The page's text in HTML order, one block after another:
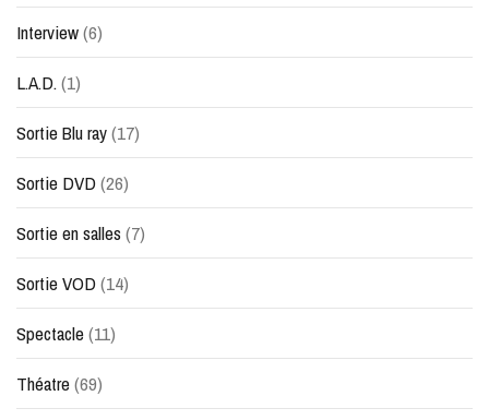
Interview(6)
L.A.D.(1)
Sortie Blu ray(17)
Sortie DVD(26)
Sortie en salles(7)
Sortie VOD(14)
Spectacle(11)
Théatre(69)